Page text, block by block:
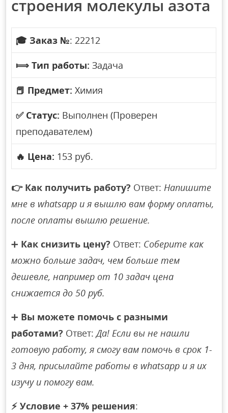
строения молекулы азота
🎓 Заказ №: 22212
⟾ Тип работы: Задача
📕 Предмет: Химия
✅ Статус: Выполнен (Проверен
преподавателем)
🔥 Цена: 153 руб.
👉 Как получить работу? Ответ:Напишите
мне в whatsapp и я вышлю вам форму оплаты,
после оплаты вышлю решение.
➕ Как снизить цену? Ответ: Соберите как
можно больше задач, чем больше тем
дешевле, например от 10 задач цена
снижается до 50 руб.
➕ Вы можете помочь с разными
работами? Ответ:Да! Если вы не нашли
готовую работу, я смогу вам помочь в срок 1-
3 дня, присылайте работы в whatsapp и я их
изучу и помогу вам.
⚡ Условие + 37% решения: